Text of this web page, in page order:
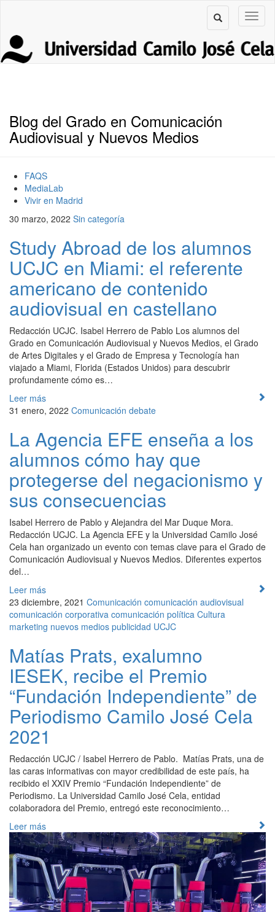
Blog del Grado en Comunicación
Audiovisual y Nuevos Medios
FAQS
MediaLab
Vivir en Madrid
30 marzo, 2022 Sin categoría
Study Abroad de los alumnos
UCJC en Miami: el referente
americano de contenido
audiovisual en castellano
Redacción UCJC. Isabel Herrero de Pablo Los alumnos del
Grado en Comunicación Audiovisual y Nuevos Medios, el Grado
de Artes Digitales y el Grado de Empresa y Tecnología han
viajado a Miami, Florida (Estados Unidos) para descubrir
profundamente cómo es…
Leer más
31 enero, 2022 Comunicación debate
La Agencia EFE enseña a los
alumnos cómo hay que
protegerse del negacionismo y
sus consecuencias
Isabel Herrero de Pablo y Alejandra del Mar Duque Mora.
Redacción UCJC. La Agencia EFE y la Universidad Camilo José
Cela han organizado un evento con temas clave para el Grado de
Comunicación Audiovisual y Nuevos Medios. Diferentes expertos
del…
Leer más
23 diciembre, 2021 Comunicación comunicación audiovisual
comunicación corporativa comunicación política Cultura
marketing nuevos medios publicidad UCJC
Matías Prats, exalumno
IESEK, recibe el Premio
“Fundación Independiente” de
Periodismo Camilo José Cela
2021
Redacción UCJC / Isabel Herrero de Pablo. Matías Prats, una de
las caras informativas con mayor credibilidad de este país, ha
recibido el XXIV Premio “Fundación Independiente” de
Periodismo. La Universidad Camilo José Cela, entidad
colaboradora del Premio, entregó este reconocimiento…
Leer más